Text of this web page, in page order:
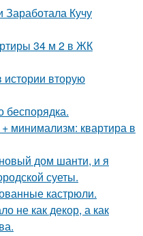
Заработала Кучу
34 м 2 в ЖК
вторую
беспорядка.
минимализм: квартира в
дом шанти, и я
суеты.
кастрюли.
не как декор, а как